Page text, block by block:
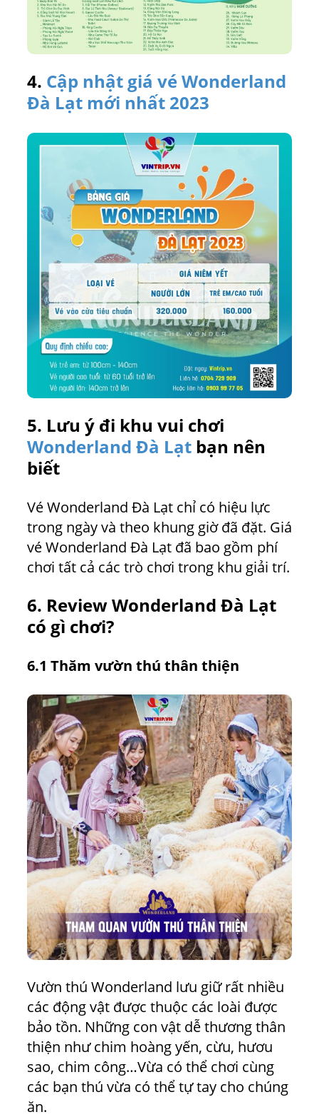
4. Cập nhật giá vé Wonderland
Đà Lạt mới nhất 2023
5. Lưu ý đi khu vui chơi
Wonderland Đà Lạt bạn nên
biết
Vé Wonderland Đà Lạt chỉ có hiệu lực
trong ngày và theo khung giờ đã đặt. Giá
vé Wonderland Đà Lạt đã bao gồm phí
chơi tất cả các trò chơi trong khu giải trí.
6. Review Wonderland Đà Lạt
có gì chơi?
6.1 Thăm vườn thú thân thiện
Vườn thú Wonderland lưu giữ rất nhiều
các động vật được thuộc các loài được
bảo tồn. Những con vật dễ thương thân
thiện như chim hoàng yến, cừu, hươu
sao, chim công…Vừa có thể chơi cùng
các bạn thú vừa có thể tự tay cho chúng
ăn.